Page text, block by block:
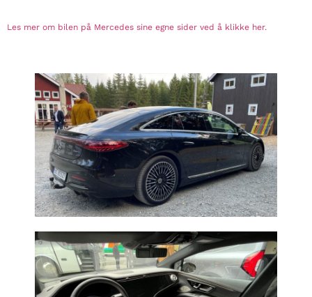
Les mer om bilen på Mercedes sine egne sider ved å klikke her.